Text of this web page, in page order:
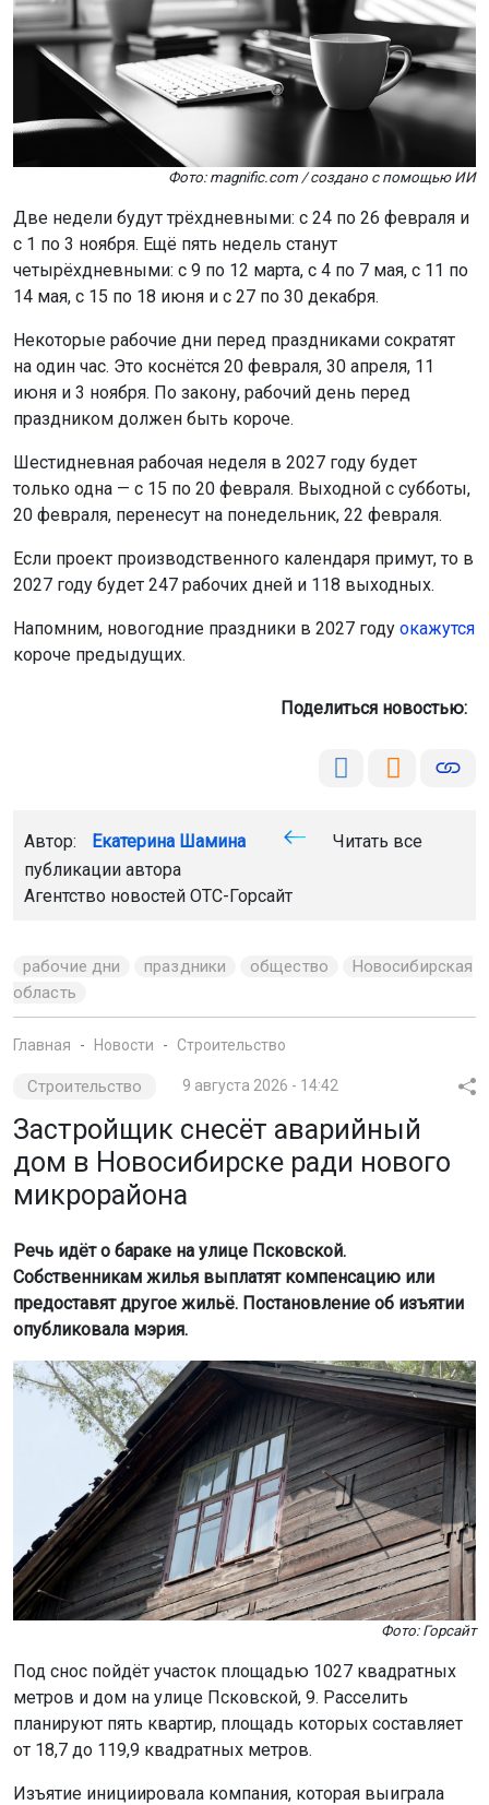
Фото: magnific.com / создано с помощью ИИ
Две недели будут трёхдневными: с 24 по 26 февраля и
с 1 по 3 ноября. Ещё пять недель станут
четырёхдневными: с 9 по 12 марта, с 4 по 7 мая, с 11 по
14 мая, с 15 по 18 июня и с 27 по 30 декабря.
Некоторые рабочие дни перед праздниками сократят
на один час. Это коснётся 20 февраля, 30 апреля, 11
июня и 3 ноября. По закону, рабочий день перед
праздником должен быть короче.
Шестидневная рабочая неделя в 2027 году будет
только одна — с 15 по 20 февраля. Выходной с субботы,
20 февраля, перенесут на понедельник, 22 февраля.
Если проект производственного календаря примут, то в
2027 году будет 247 рабочих дней и 118 выходных.
Напомним, новогодние праздники в 2027 году окажутся
короче предыдущих.
Поделиться новостью:
Автор: Екатерина Шамина
Читать все
публикации автора
Агентство новостей ОТС-Горсайт
рабочие дни праздники общество
Новосибирская
область
Главная Новости Строительство
Строительство 9 августа 2026 - 14:42
Застройщик снесёт аварийный
дом в Новосибирске ради нового
микрорайона
Речь идёт о бараке на улице Псковской.
Собственникам жилья выплатят компенсацию или
предоставят другое жильё. Постановление об изъятии
опубликовала мэрия.
Фото: Горсайт
Под снос пойдёт участок площадью 1027 квадратных
метров и дом на улице Псковской, 9. Расселить
планируют пять квартир, площадь которых составляет
от 18,7 до 119,9 квадратных метров.
Изъятие инициировала компания, которая выиграла